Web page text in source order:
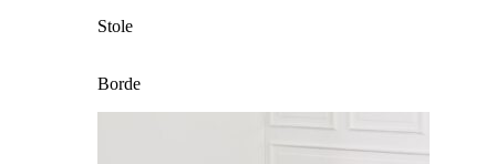
Stole
Borde